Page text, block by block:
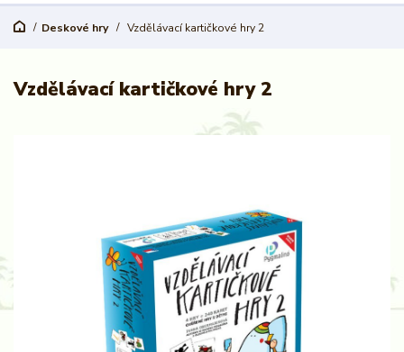
Deskové hry Vzdělávací kartičkové hry 2
Vzdělávací kartičkové hry 2